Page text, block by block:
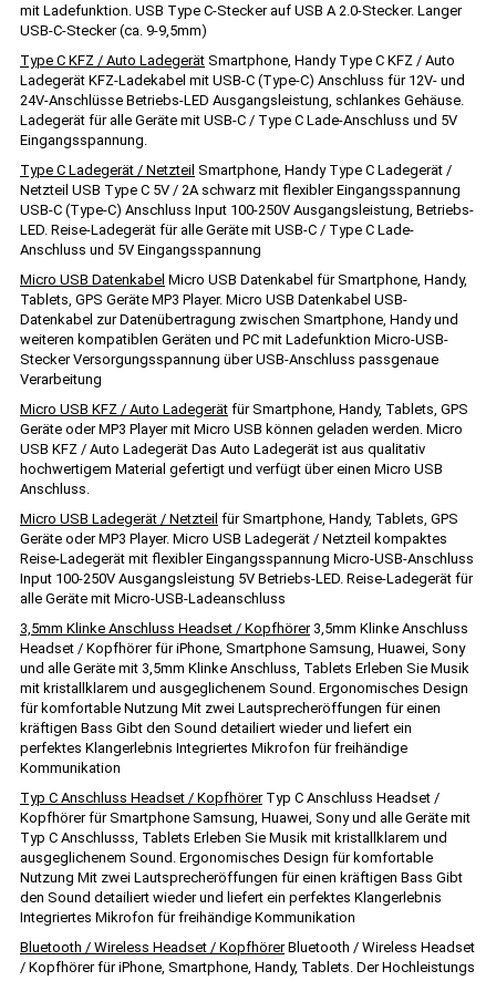
mit Ladefunktion. USB Type C-Stecker auf USB A 2.0-Stecker. Langer
USB-C-Stecker (ca. 9-9,5mm)
Type C KFZ / Auto Ladegerät Smartphone, Handy Type C KFZ / Auto
Ladegerät KFZ-Ladekabel mit USB-C (Type-C) Anschluss für 12V- und
24V-Anschlüsse Betriebs-LED Ausgangsleistung, schlankes Gehäuse.
Ladegerät für alle Geräte mit USB-C / Type C Lade-Anschluss und 5V
Eingangsspannung.
Type C Ladegerät / Netzteil Smartphone, Handy Type C Ladegerät /
Netzteil USB Type C 5V / 2A schwarz mit flexibler Eingangsspannung
USB-C (Type-C) Anschluss Input 100-250V Ausgangsleistung, Betriebs-
LED. Reise-Ladegerät für alle Geräte mit USB-C / Type C Lade-
Anschluss und 5V Eingangsspannung
Micro USB Datenkabel Micro USB Datenkabel für Smartphone, Handy,
Tablets, GPS Geräte MP3 Player. Micro USB Datenkabel USB-
Datenkabel zur Datenübertragung zwischen Smartphone, Handy und
weiteren kompatiblen Geräten und PC mit Ladefunktion Micro-USB-
Stecker Versorgungsspannung über USB-Anschluss passgenaue
Verarbeitung
Micro USB KFZ / Auto Ladegerät für Smartphone, Handy, Tablets, GPS
Geräte oder MP3 Player mit Micro USB können geladen werden. Micro
USB KFZ / Auto Ladegerät Das Auto Ladegerät ist aus qualitativ
hochwertigem Material gefertigt und verfügt über einen Micro USB
Anschluss.
Micro USB Ladegerät / Netzteil für Smartphone, Handy, Tablets, GPS
Geräte oder MP3 Player. Micro USB Ladegerät / Netzteil kompaktes
Reise-Ladegerät mit flexibler Eingangsspannung Micro-USB-Anschluss
Input 100-250V Ausgangsleistung 5V Betriebs-LED. Reise-Ladegerät für
alle Geräte mit Micro-USB-Ladeanschluss
3,5mm Klinke Anschluss Headset / Kopfhörer3,5mm Klinke Anschluss
Headset / Kopfhörer für iPhone, Smartphone Samsung, Huawei, Sony
und alle Geräte mit 3,5mm Klinke Anschluss, Tablets Erleben Sie Musik
mit kristallklarem und ausgeglichenem Sound. Ergonomisches Design
für komfortable Nutzung Mit zwei Lautsprecheröffungen für einen
kräftigen Bass Gibt den Sound detailiert wieder und liefert ein
perfektes Klangerlebnis Integriertes Mikrofon für freihändige
Kommunikation
Typ C Anschluss Headset / KopfhörerTyp C Anschluss Headset /
Kopfhörer für Smartphone Samsung, Huawei, Sony und alle Geräte mit
Typ C Anschlusss, Tablets Erleben Sie Musik mit kristallklarem und
ausgeglichenem Sound. Ergonomisches Design für komfortable
Nutzung Mit zwei Lautsprecheröffungen für einen kräftigen Bass Gibt
den Sound detailiert wieder und liefert ein perfektes Klangerlebnis
Integriertes Mikrofon für freihändige Kommunikation
Bluetooth / Wireless Headset / KopfhörerBluetooth / Wireless Headset
/ Kopfhörer für iPhone, Smartphone, Handy, Tablets. Der Hochleistungs